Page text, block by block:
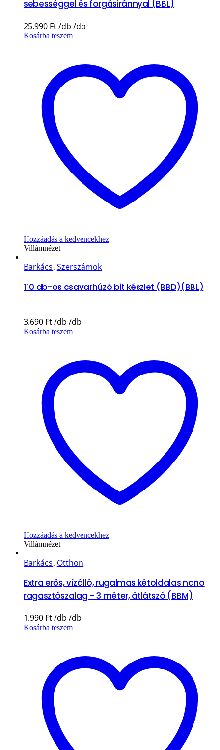
sebességgel és forgásiránnyal (BBL)
25.990 Ft
Kosárba teszem
Hozzáadás a kedvencekhez
Villámnézet
Barkács, Szerszámok
110 db-os csavarhúzó bit készlet (BBD)(BBL)
3.690 Ft
Kosárba teszem
Hozzáadás a kedvencekhez
Villámnézet
Barkács, Otthon
Extra erős, vízálló, rugalmas kétoldalas nano
ragasztószalag – 3 méter, átlátszó (BBM)
1.990 Ft
Kosárba teszem